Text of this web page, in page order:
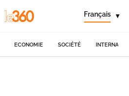
Français ▾
ECONOMIE SOCIÉTÉ